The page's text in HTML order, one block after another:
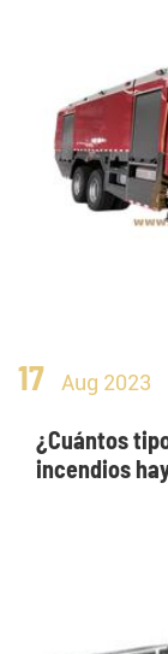
17 Aug 2023
¿Cuántos
incendios